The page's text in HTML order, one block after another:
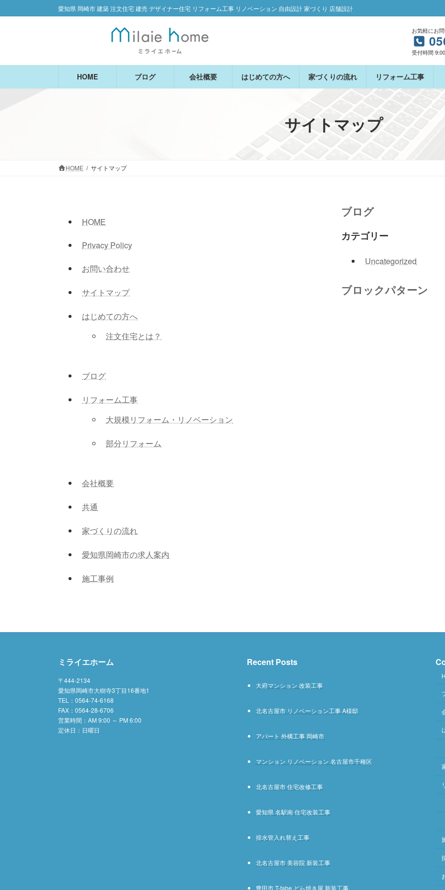
ン
へ
キ
ビ
ョ
に
愛知県 岡崎市 建築 注文住宅 建売 デザイナー住宅 リフォーム工事 リノベーション 自由設計 家づくり 店舗設計
お気軽にお
受付時間
HOME ブログ 会社概要 はじめての方へ 家づくりの流れ リフォーム工事
サイトマップ
HOME サイトマップ
HOME
Privacy Policy
お問い合わせ
サイトマップ
はじめての方へ
注文住宅とは？
ブログ
リフォーム工事
大規模リフォーム・リノベーション
部分リフォーム
会社概要
共通
家づくりの流れ
愛知県岡崎市の求人案内
施工事例
ブログ
カテゴリー
Uncategorized
ブロックパターン
ミライエホーム
〒444-2134
愛知県岡崎市大樹寺3丁目16番地1
TEL：0564-74-6168
FAX：0564-28-6706
営業時間：AM 9:00 ～ PM 6:00
定休日：日曜日
Recent Posts
大府マンション 改装工事
北名古屋市 リノベーション工事 A様邸
アパート 外構工事 岡崎市
マンション リノベーション 名古屋市千種区
北名古屋市 住宅改修工事
愛知県 名駅南 住宅改装工事
排水管入れ替え工事
北名古屋市 美容院 新装工事
豊田市 T-fabe どら焼き屋 新装工事